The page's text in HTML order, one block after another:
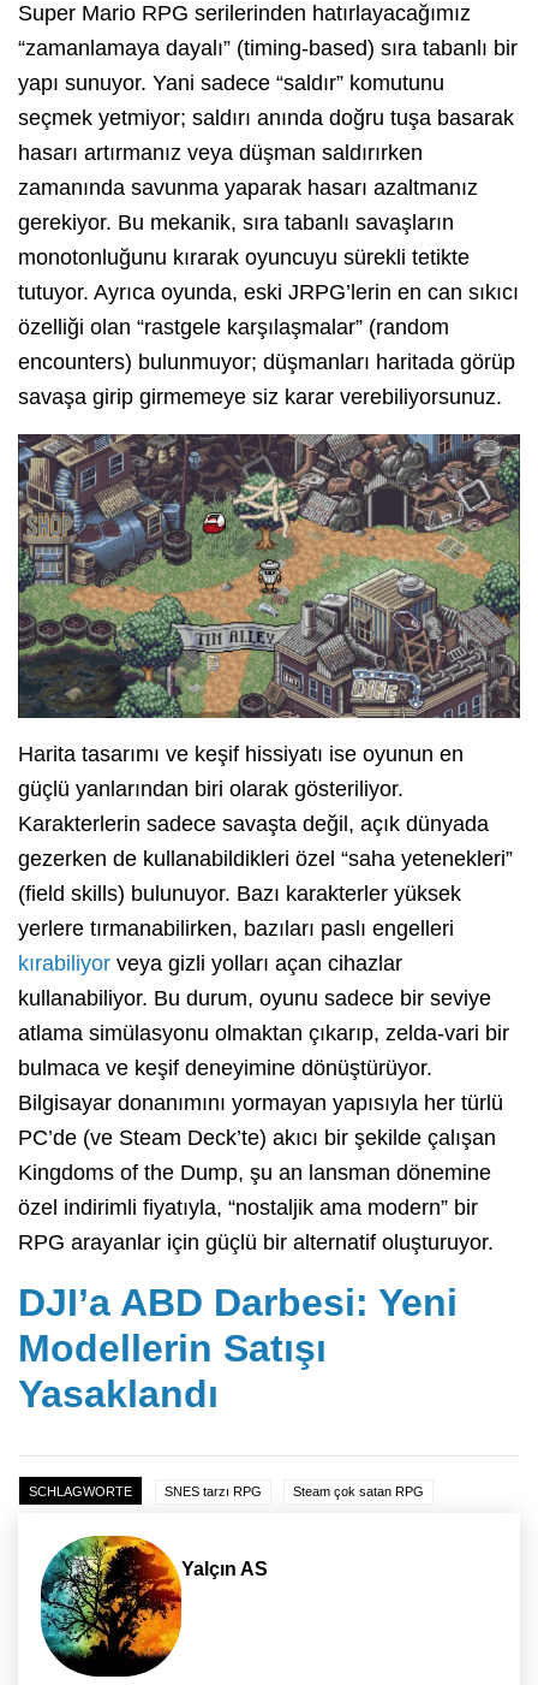
Super Mario RPG serilerinden hatırlayacağımız
“zamanlamaya dayalı” (timing-based) sıra tabanlı bir
yapı sunuyor. Yani sadece “saldır” komutunu
seçmek yetmiyor; saldırı anında doğru tuşa basarak
hasarı artırmanız veya düşman saldırırken
zamanında savunma yaparak hasarı azaltmanız
gerekiyor. Bu mekanik, sıra tabanlı savaşların
monotonluğunu kırarak oyuncuyu sürekli tetikte
tutuyor. Ayrıca oyunda, eski JRPG’lerin en can sıkıcı
özelliği olan “rastgele karşılaşmalar” (random
encounters) bulunmuyor; düşmanları haritada görüp
savaşa girip girmemeye siz karar verebiliyorsunuz.
Harita tasarımı ve keşif hissiyatı ise oyunun en
güçlü yanlarından biri olarak gösteriliyor.
Karakterlerin sadece savaşta değil, açık dünyada
gezerken de kullanabildikleri özel “saha yetenekleri”
(field skills) bulunuyor. Bazı karakterler yüksek
yerlere tırmanabilirken, bazıları paslı engelleri
kırabiliyor veya gizli yolları açan cihazlar
kullanabiliyor. Bu durum, oyunu sadece bir seviye
atlama simülasyonu olmaktan çıkarıp, zelda-vari bir
bulmaca ve keşif deneyimine dönüştürüyor.
Bilgisayar donanımını yormayan yapısıyla her türlü
PC’de (ve Steam Deck’te) akıcı bir şekilde çalışan
Kingdoms of the Dump, şu an lansman dönemine
özel indirimli fiyatıyla, “nostaljik ama modern” bir
RPG arayanlar için güçlü bir alternatif oluşturuyor.
DJI’a ABD Darbesi: Yeni
Modellerin Satışı
Yasaklandı
SCHLAGWORTE SNES tarzı RPG Steam çok satan RPG
Yalçın AS